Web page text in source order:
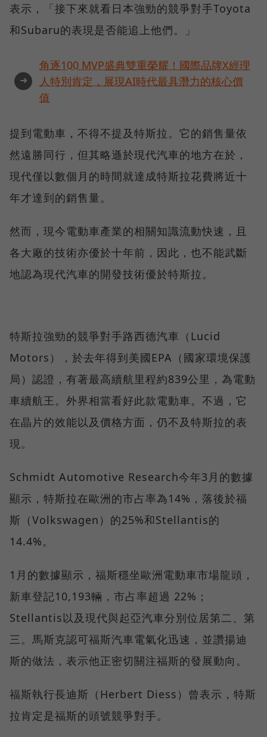
表示，「接下來就看日本強勁的競爭對手Toyota
和Subaru的表現是否能追上他們。」
➜
角逐100 MVP盛典雙重榮耀！國際品牌X經理
人特別肯定，展現AI時代最具潛力的核心價
值
提到電動車，不得不提及特斯拉。它的銷售量依
然遠勝同行，但其略遜於現代汽車的地方在於，
現代僅以數個月的時間就達成特斯拉花費將近十
年才達到的銷售量。
然而，現今電動車產業的相關知識流動快速，且
各大廠的技術亦優於十年前，因此，也不能武斷
地認為現代汽車的開發技術優於特斯拉。
特斯拉強勁的競爭對手路西德汽車（Lucid
Motors），於去年得到美國EPA（國家環境保護
局）認證，有著最高續航里程約839公里，為電動
車續航王。外界相當看好此款電動車。不過，它
在晶片的效能以及價格方面，仍不及特斯拉的表
現。
Schmidt Automotive Research今年3月的數據
顯示，特斯拉在歐洲的市占率為14%，落後於福
斯（Volkswagen）的25%和Stellantis的
14.4%。
1月的數據顯示，福斯穩坐歐洲電動車市場龍頭，
新車登記10,193輛，市占率超過 22%；
Stellantis以及現代與起亞汽車分別位居第二、第
三。馬斯克認可福斯汽車電氣化迅速，並讚揚迪
斯的做法，表示他正密切關注福斯的發展動向。
福斯執行長迪斯（Herbert Diess）曾表示，特斯
拉肯定是福斯的頭號競爭對手。